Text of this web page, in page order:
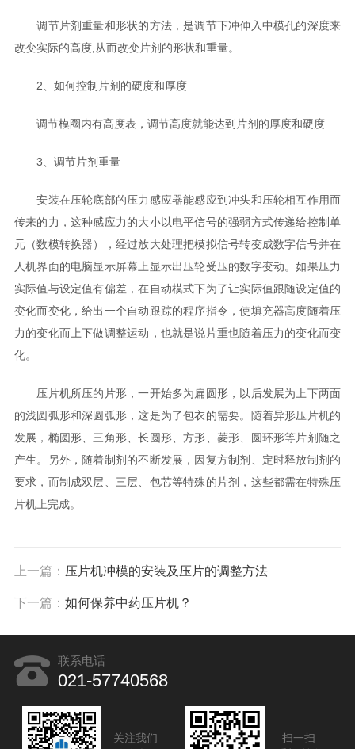
调节片剂重量和形状的方法，是调节下冲伸入中模孔的深度来
改变实际的高度,从而改变片剂的形状和重量。
2、如何控制片剂的硬度和厚度
调节模圈内有高度表，调节高度就能达到片剂的厚度和硬度
3、调节片剂重量
安装在压轮底部的压力感应器能感应到冲头和压轮相互作用而
传来的力，这种感应力的大小以电平信号的强弱方式传递给控制单
元（数模转换器），经过放大处理把模拟信号转变成数字信号并在
人机界面的电脑显示屏幕上显示出压轮受压的数字变动。如果压力
实际值与设定值有偏差，在自动模式下为了让实际值跟随设定值的
变化而变化，给出一个自动跟踪的程序指令，使填充器高度随着压
力的变化而上下做调整运动，也就是说片重也随着压力的变化而变
化。
压片机所压的片形，一开始多为扁圆形，以后发展为上下两面
的浅圆弧形和深圆弧形，这是为了包衣的需要。随着异形压片机的
发展，椭圆形、三角形、长圆形、方形、菱形、圆环形等片剂随之
产生。另外，随着制剂的不断发展，因复方制剂、定时释放制剂的
要求，而制成双层、三层、包芯等特殊的片剂，这些都需在特殊压
片机上完成。
上一篇： 压片机冲模的安装及压片的调整方法
下一篇： 如何保养中药压片机？
联系电话
021-57740568
关注我们
扫一扫